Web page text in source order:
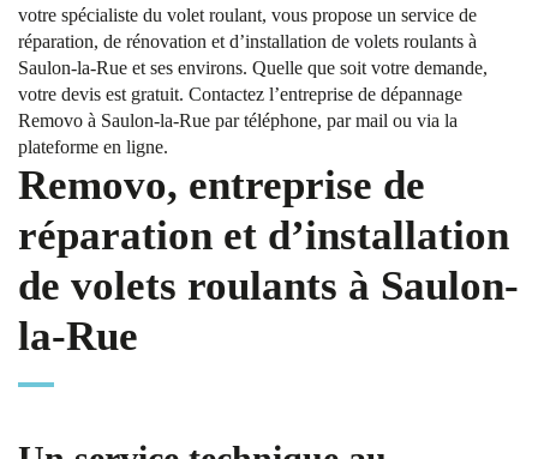
votre spécialiste du volet roulant, vous propose un service de
réparation, de rénovation et d’installation de volets roulants à
Saulon-la-Rue et ses environs. Quelle que soit votre demande,
votre devis est gratuit. Contactez l’entreprise de dépannage
Removo à Saulon-la-Rue par téléphone, par mail ou via la
plateforme en ligne.
Removo, entreprise de
réparation et d’installation
de volets roulants à Saulon-
la-Rue